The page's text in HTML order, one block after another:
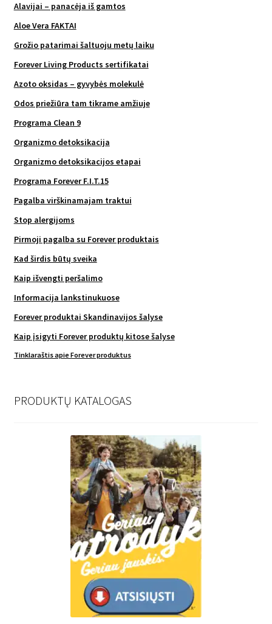
Alavijai – panacėja iš gamtos
Aloe Vera FAKTAI
Grožio patarimai šaltuoju metų laiku
Forever Living Products sertifikatai
Azoto oksidas – gyvybės molekulė
Odos priežiūra tam tikrame amžiuje
Programa Clean 9
Organizmo detoksikacija
Organizmo detoksikacijos etapai
Programa Forever F.I.T.15
Pagalba virškinamajam traktui
Stop alergijoms
Pirmoji pagalba su Forever produktais
Kad širdis būtų sveika
Kaip išvengti peršalimo
Informacija lankstinukuose
Forever produktai Skandinavijos šalyse
Kaip įsigyti Forever produktų kitose šalyse
Tinklaraštis apie Forever produktus
PRODUKTŲ KATALOGAS